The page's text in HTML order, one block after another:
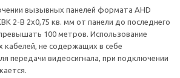
вызывных панелей формата AHD
2-В 2х0,75 кв. мм от панели до последнего
100 метров. Использование
кабелей, не содержащих в себе
передачи видеосигнала, при подключении